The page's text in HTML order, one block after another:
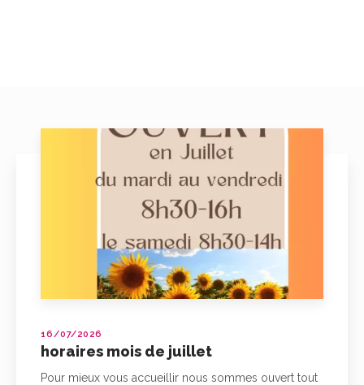
16/07/2026
horaires mois de juillet
Pour mieux vous accueillir nous sommes ouvert tout